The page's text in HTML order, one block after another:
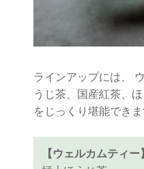
ラインアップには、
うじ茶、国産紅茶、
をじっくり堪能できま
【ウェルカムティー